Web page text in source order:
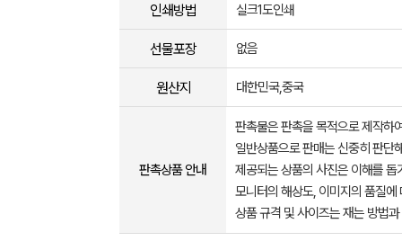
인쇄방법 실크1도인쇄
선물포장 없음
원산지 대한민국,중국
판촉상품 안내
판촉물은 판촉을 목적으로 제작하
일반상품으로 판매는 신중히 판단
제공되는 상품의 사진은 이해를
모니터의 해상도, 이미지의 품질
상품 규격 및 사이즈는 재는 방법